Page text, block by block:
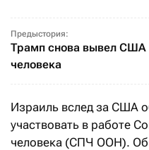
Предыстория:
Трамп снова вывел США
человека
Израиль вслед за США
участвовать в работе
человека (СПЧ ООН). Об